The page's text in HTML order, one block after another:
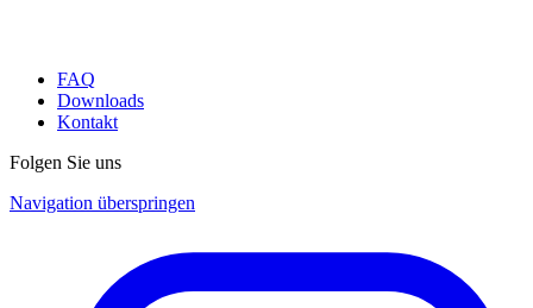
FAQ
Downloads
Kontakt
Folgen Sie uns
Navigation überspringen